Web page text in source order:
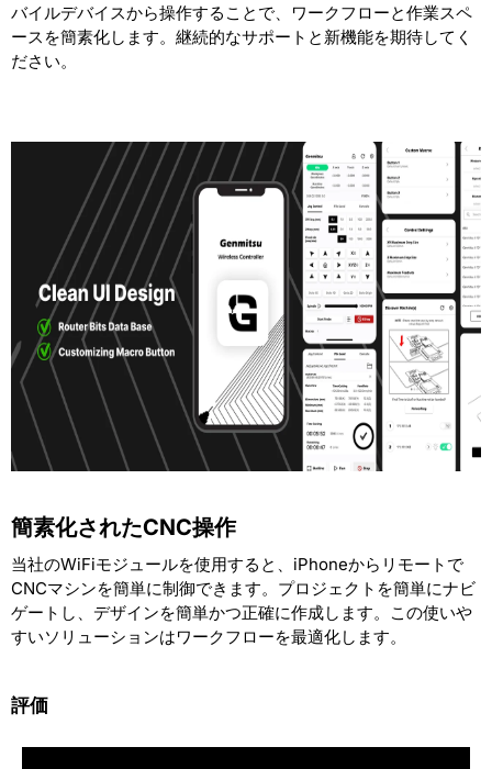
バイルデバイスから操作することで、ワークフローと作業スペ
ースを簡素化します。継続的なサポートと新機能を期待してく
ださい。
簡素化されたCNC操作
当社のWiFiモジュールを使用すると、iPhoneからリモートで
CNCマシンを簡単に制御できます。プロジェクトを簡単にナビ
ゲートし、デザインを簡単かつ正確に作成します。この使いや
すいソリューションはワークフローを最適化します。
評価